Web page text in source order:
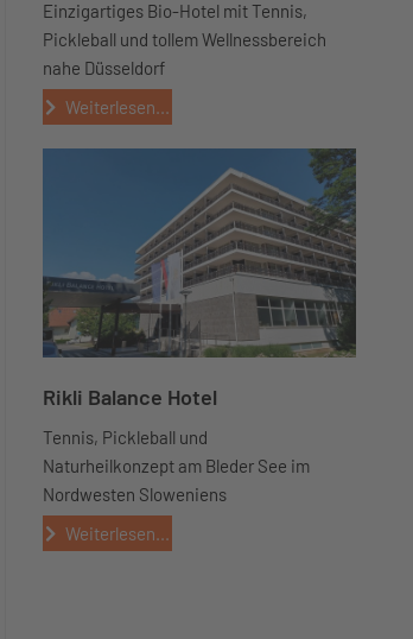
Einzigartiges Bio-Hotel mit Tennis,
Pickleball und tollem Wellnessbereich
nahe Düsseldorf
Weiterlesen...
Rikli Balance Hotel
Tennis, Pickleball und
Naturheilkonzept am Bleder See im
Nordwesten Sloweniens
Weiterlesen...